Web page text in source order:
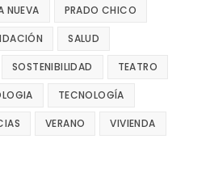
NUEVA PRADO CHICO
SALUD
SOSTENIBILIDAD TEATRO
TECNOLOGÍA
VERANO VIVIENDA